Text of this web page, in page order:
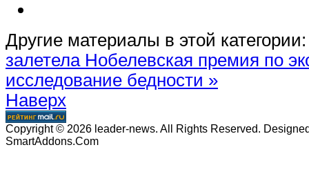
Другие материалы в этой категории:
залетела Нобелевская премия по
исследование бедности »
Наверх
Copyright © 2026 leader-news. All Rights Reserved.
SmartAddons.Com